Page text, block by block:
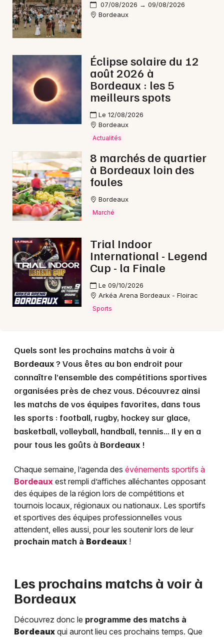
Newsletter des sorties
Artistes en tournée
Actus à Bordeaux
Magazine à Bordeaux
Choisir mes départements
Mon email
Je m'abonne
07/08/2026 → 09/08/2026
Bordeaux
Éclipse solaire du 12
août 2026 à
Bordeaux : les 5
meilleurs spots
Le 12/08/2026
Bordeaux
Actualités
8 marchés de quartier
à Bordeaux loin des
foules
Bordeaux
Marché
Trial Indoor
International - Legend
Cup - la Finale
Le 09/10/2026
Arkéa Arena Bordeaux - Floirac
Sports
Quels sont les prochains matchs à voir à
Bordeaux? Vous êtes au bon endroit pour
connaître l’ensemble des compétitions sportives
organisées près de chez vous. Découvrez ainsi
les matchs de vos équipes favorites, dans tous
les sports : football, rugby, hockey sur glace,
basketball, volleyball, handball, tennis… Il y en a
pour tous les goûts à Bordeaux !
Chaque semaine, l’agenda des événements sportifs à
Bordeaux est rempli d’affiches alléchantes opposant
des équipes de la région lors de compétitions et
tournois locaux, régionaux ou nationaux. Les sportifs
et sportives des équipes professionnelles vous
attendent, elles aussi, pour les soutenir lors de leur
prochain match à Bordeaux !
Les prochains matchs à voir à
Bordeaux
Découvrez donc le programme des matchs à
Bordeaux qui auront lieu ces prochains temps. Que